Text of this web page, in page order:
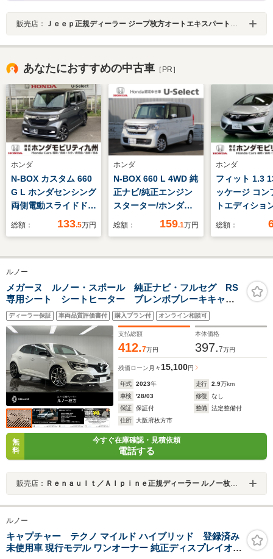
販売店： Ｊｅｅｐ正規ディーラー ジープ枚方オートエキスパートセンター
あなたにおすすめの中古車 ［PR］
ホンダ
N-BOX カスタム 660
G L ホンダセンシング
両側電動スライドド
ア 純正ナビ フルセ
総額： 133.5万円
ホンダ
N-BOX 660 L 4WD 純
正ナビ/純正エンジン
スターター/ホンダセ
ンシング/純正ドライ
電動スライドドア/運
ター
総額： 159.1万円
ホンダ
フィット 1.3
ッケージ コン
トエディショ
ビ Rカメラ
総額：
ルノー
メガーヌ ルノー・スポール 純正ナビ・フルセグ RS
専用シート シートヒーター ブレンボブレーキキャリ
パー AppleCarplay対応 Bluetooth接続 LEDヘッド
ライト アダプティブクルーズコントロール 純正19
インチアルミホイール
ディーラー保証 車両品質評価書付 購入プラン付 オンライン相談可
支払総額
412.7万円
本体価格
397.7万円
残価ローン 月々 15,100円
年式 2023年 走行 2.9万km
車検
'28/03 修復
なし
保証
保証付 整備
法定整備付
住所
大阪府枚方市
無
料
今すぐ在庫確認・見積依頼
電話する
販売店： Ｒｅｎａｕｌｔ／Ａｌｐｉｎｅ正規ディーラー ルノー枚方・アルピーヌポイント枚方
ルノー
キャプチャー テクノ マイルド ハイブリッド 登録済み
未使用車 現行モデル ワンオーナー 純正ディスプレイオー